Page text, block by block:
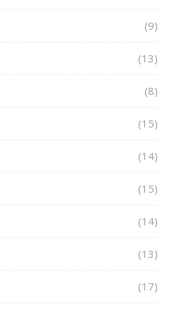
(9)
(13)
(8)
(15)
(14)
(15)
(14)
(13)
(17)